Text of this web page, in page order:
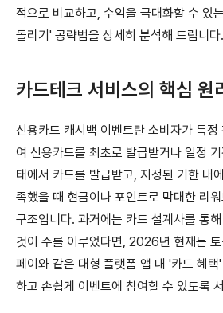
적으로 비교하고, 수익을 극대화할 수 있
돌리기' 공략법을 상세히 분석해 드립니다.
카드테크 서비스의 핵심 원
신용카드 캐시백 이벤트란 소비자가 특
여 신용카드를 최초로 발급받거나 일정
태에서 카드를 발급받고, 지정된 기한 내
족했을 때 현금이나 포인트로 막대한 리
구조입니다. 과거에는 카드 설계사를 통
것이 주를 이루었다면, 2026년 현재는
페이와 같은 대형 플랫폼 앱 내 '카드 혜
하고 손쉽게 이벤트에 참여할 수 있도록